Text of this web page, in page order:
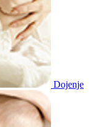
Dojenje